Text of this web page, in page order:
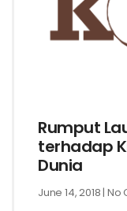
Rumput
terhadap
Dunia
June 14, 2018 No